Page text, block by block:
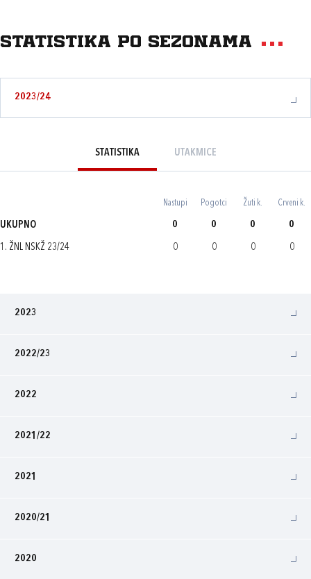
Statistika po sezonama
2023/24
STATISTIKA UTAKMICE
Nastupi Pogotci Žuti k. Crveni k.
UKUPNO 0 0 0 0
1. ŽNL NSKŽ 23/24 0 0 0 0
2023
2022/23
2022
2021/22
2021
2020/21
2020